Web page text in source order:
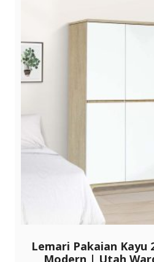
Lemari Pakaian Kayu
Modern | Utah